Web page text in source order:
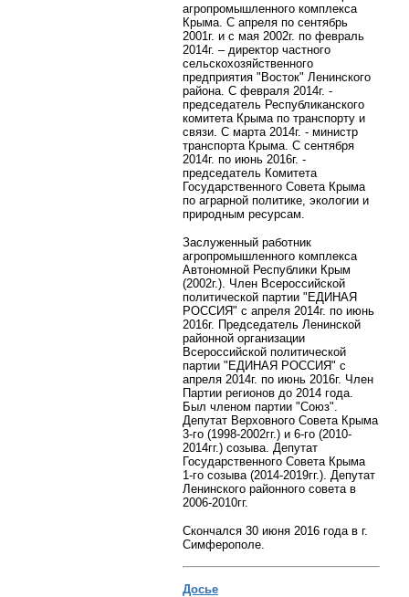
агропромышленного комплекса
Крыма. С апреля по сентябрь
2001г. и с мая 2002г. по февраль
2014г. – директор частного
сельскохозяйственного
предприятия "Восток" Ленинского
района. С февраля 2014г. -
председатель Республиканского
комитета Крыма по транспорту и
связи. С марта 2014г. - министр
транспорта Крыма. С сентября
2014г. по июнь 2016г. -
председатель Комитета
Государственного Совета Крыма
по аграрной политике, экологии и
природным ресурсам.
Заслуженный работник
агропромышленного комплекса
Автономной Республики Крым
(2002г.). Член Всероссийской
политической партии "ЕДИНАЯ
РОССИЯ" с апреля 2014г. по июнь
2016г. Председатель Ленинской
районной организации
Всероссийской политической
партии "ЕДИНАЯ РОССИЯ" с
апреля 2014г. по июнь 2016г. Член
Партии регионов до 2014 года.
Был членом партии "Союз".
Депутат Верховного Совета Крыма
3-го (1998-2002гг.) и 6-го (2010-
2014гг.) созыва. Депутат
Государственного Совета Крыма
1-го созыва (2014-2019гг.). Депутат
Ленинского районного совета в
2006-2010гг.
Скончался 30 июня 2016 года в г.
Симферополе.
Досье